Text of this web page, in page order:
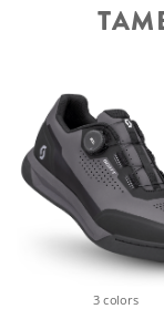
3 colors